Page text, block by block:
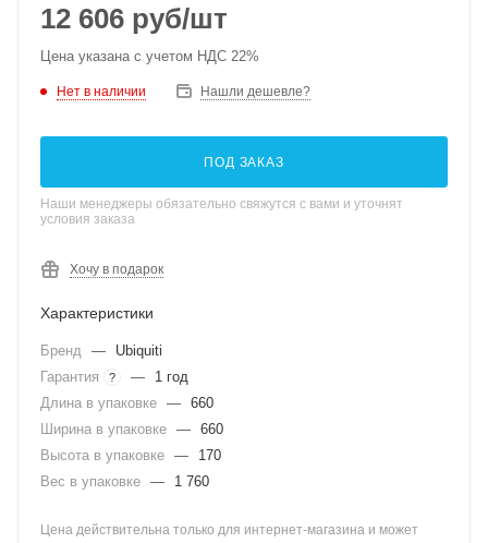
12 606 руб/шт
Цена указана с учетом НДС 22%
Нет в наличии Нашли дешевле?
ПОД ЗАКАЗ
Наши менеджеры обязательно свяжутся с вами и уточнят
условия заказа
Хочу в подарок
Характеристики
Бренд —
Ubiquiti
Гарантия
? —
1 год
Длина в упаковке — 660
Ширина в упаковке — 660
Высота в упаковке —
170
Вес в упаковке — 1 760
Цена действительна только для интернет-магазина и может